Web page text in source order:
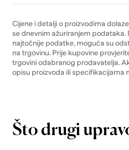
Cijene i detalji o proizvodima
se dnevnim ažuriranjem podataka.
najtočnije podatke, moguća su
na trgovinu. Prije kupovine
trgovini odabranog prodavatelja.
opisu proizvoda ili specifikacijama
Što drugi